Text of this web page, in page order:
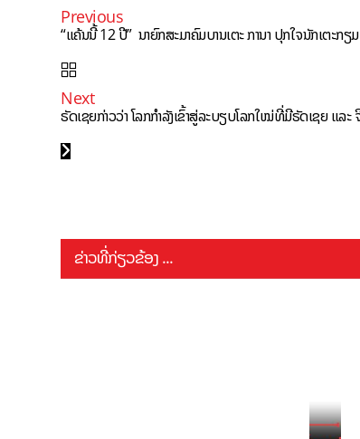
Previous
“ແຄ້ນນີ້ 12 ປີ” ນາຍົກສະມາຄົມບານເຕະ ການາ ປຸກໃຈນັກເຕະກ
Next
ຣັດເຊຍກ່າວວ່າ ໂລກກຳລັງເຂົ້າສູ່ລະບຽບໂລກໃໝ່ທີ່ມີຣັດເຊຍ ແລະ
ຂ່າວທີ່ກ່ຽວຂ້ອງ ...